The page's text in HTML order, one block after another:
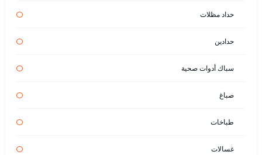
حداد مظلات
حدادين
سباك أدوات صحية
صباغ
طباخات
غسالات